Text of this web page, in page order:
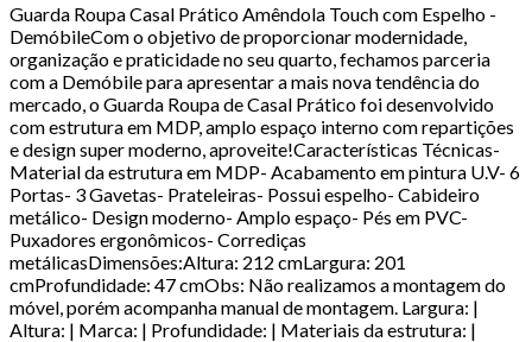
Guarda Roupa Casal Prático Amêndola Touch com Espelho -
DemóbileCom o objetivo de proporcionar modernidade,
organização e praticidade no seu quarto, fechamos parceria
com a Demóbile para apresentar a mais nova tendência do
mercado, o Guarda Roupa de Casal Prático foi desenvolvido
com estrutura em MDP, amplo espaço interno com repartições
e design super moderno, aproveite!Características Técnicas-
Material da estrutura em MDP- Acabamento em pintura U.V- 6
Portas- 3 Gavetas- Prateleiras- Possui espelho- Cabideiro
metálico- Design moderno- Amplo espaço- Pés em PVC-
Puxadores ergonômicos- Corrediças
metálicasDimensões:Altura: 212 cmLargura: 201
cmProfundidade: 47 cmObs: Não realizamos a montagem do
móvel, porém acompanha manual de montagem. Largura: |
Altura: | Marca: | Profundidade: | Materiais da estrutura: |